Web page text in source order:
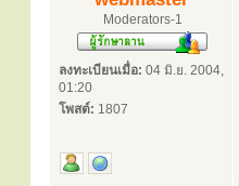
Moderators-1
ลงทะเบียนเมื่อ: 04 มิ.ย. 2004,
01:20
โพสต์: 1807